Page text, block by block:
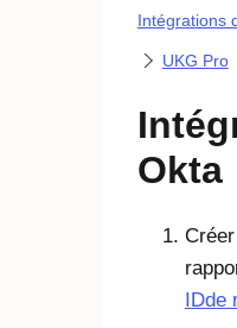
Intégrations
UKG Pro
Okta
IDde